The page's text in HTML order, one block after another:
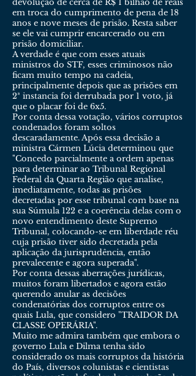
devolução de cerca de R$ 1 bilhão de reais
em troca do cumprimento de pena de 18
anos e nove meses de prisão. Resta saber
se ele vai cumprir encarcerado ou em
prisão domiciliar.
A verdade é que com esses atuais
ministros do STF, esses criminosos não
ficam muito tempo na cadeia,
principalmente depois que as prisões em
2ª instancia foi derrubada por 1 voto, já
que o placar foi de 6x5.
Por conta dessa votação, vários corruptos
condenados foram soltos
descaradamente. Após essa decisão a
ministra Cármen Lúcia determinou que
"Concedo parcialmente a ordem apenas
para determinar ao Tribunal Regional
Federal da Quarta Região que analise,
imediatamente, todas as prisões
decretadas por esse tribunal com base na
sua Súmula 122 e a coerência delas com o
novo entendimento deste Supremo
Tribunal, colocando-se em liberdade réu
cuja prisão tiver sido decretada pela
aplicação da jurisprudência, então
prevalecente e agora superada".
Por conta dessas aberrações jurídicas,
muitos foram libertados e agora estão
querendo anular as decisões
condenatórias dos corruptos entre os
quais Lula, que considero "TRAIDOR DA
CLASSE OPERÁRIA".
Muito me admira também que embora o
governo Lula e Dilma tenha sido
considerado os mais corruptos da história
do País, diversos colunistas e cientistas